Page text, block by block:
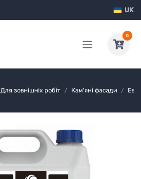
UK
0
Для зовнішніх робіт Кам'яні фасади